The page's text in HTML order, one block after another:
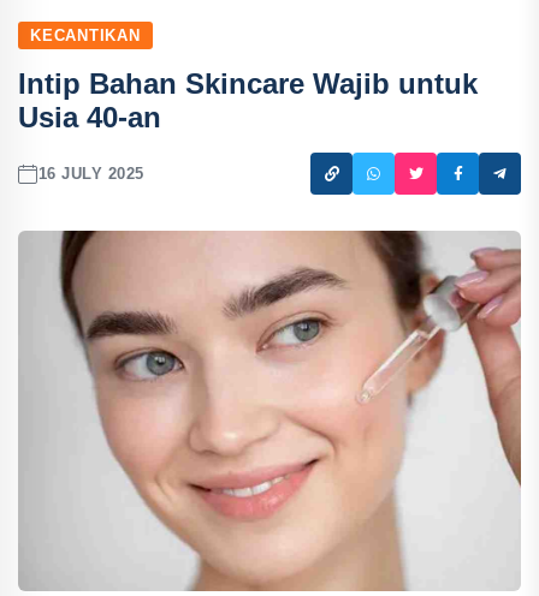
KECANTIKAN
Intip Bahan Skincare Wajib untuk
Usia 40-an
16 JULY 2025